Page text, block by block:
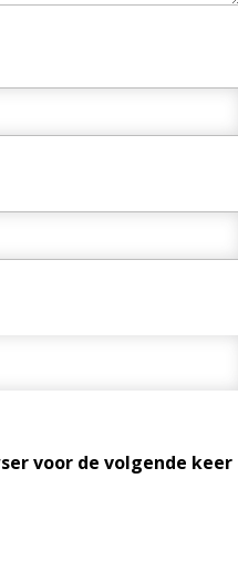
voor de volgende keer